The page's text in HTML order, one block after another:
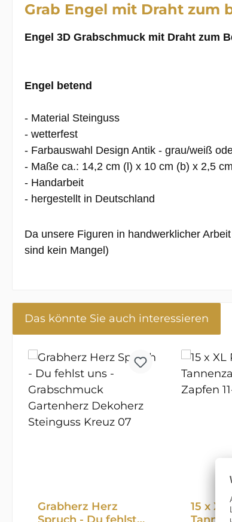
Grab Engel mit Draht zum
Engel 3D Grabschmuck mit Draht zum
Engel betend
- Material Steinguss
- wetterfest
- Farbauswahl Design Antik - grau/weiß
- Maße ca.: 14,2 cm (l) x 10 cm (b) x 2,5
- Handarbeit
- hergestellt in Deutschland
Da unsere Figuren in handwerklicher
sind kein Mangel)
Das könnte Sie auch interessieren
Produktgalerie überspringen
Grabherz Herz
15 x